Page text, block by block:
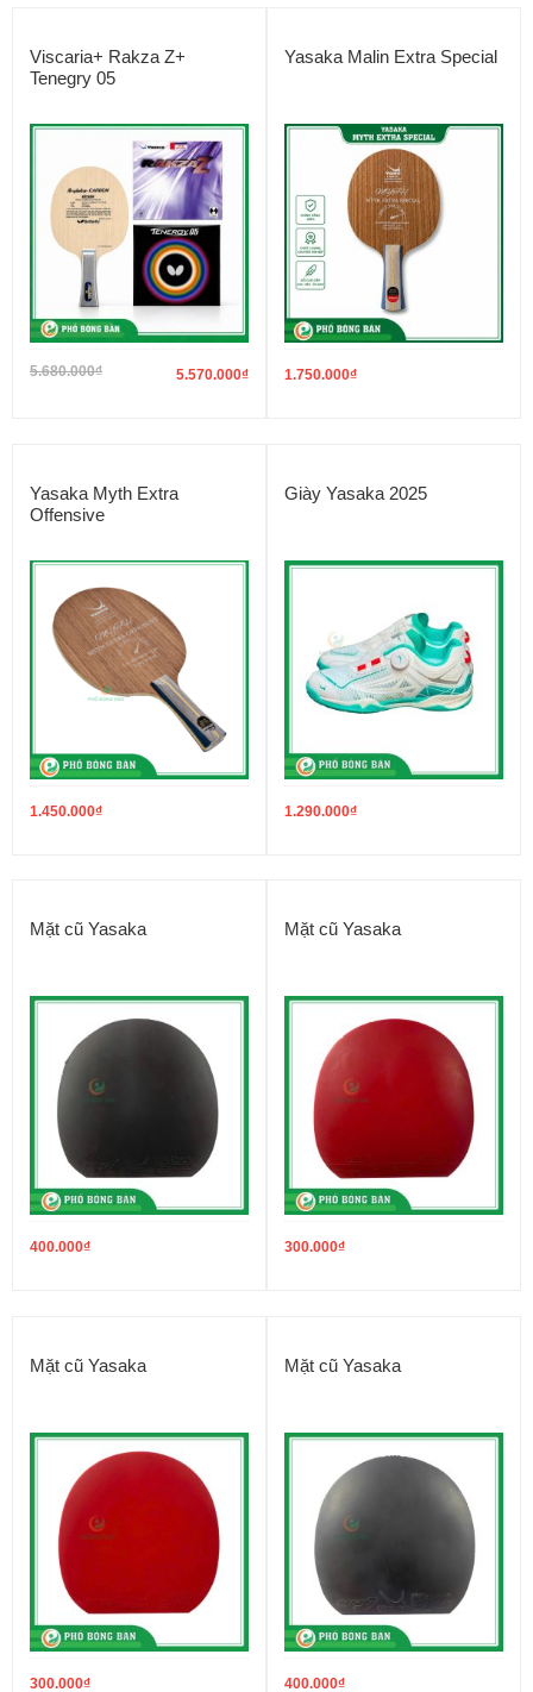
Viscaria+ Rakza Z+
Tenegry 05
5.680.000₫ 5.570.000₫
Yasaka Malin Extra Special
1.750.000₫
Yasaka Myth Extra
Offensive
1.450.000₫
Giày Yasaka 2025
1.290.000₫
Mặt cũ Yasaka
400.000₫
Mặt cũ Yasaka
300.000₫
Mặt cũ Yasaka
300.000₫
Mặt cũ Yasaka
400.000₫